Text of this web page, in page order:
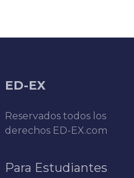
ED-EX
Reservados todos los
derechos ED-EX.com
Para Estudiantes